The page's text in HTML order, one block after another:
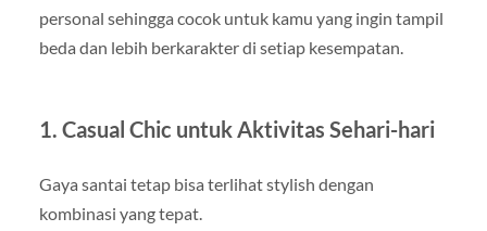
personal sehingga cocok untuk kamu yang ingin tampil
beda dan lebih berkarakter di setiap kesempatan.
1. Casual Chic untuk Aktivitas Sehari-hari
Gaya santai tetap bisa terlihat stylish dengan
kombinasi yang tepat.